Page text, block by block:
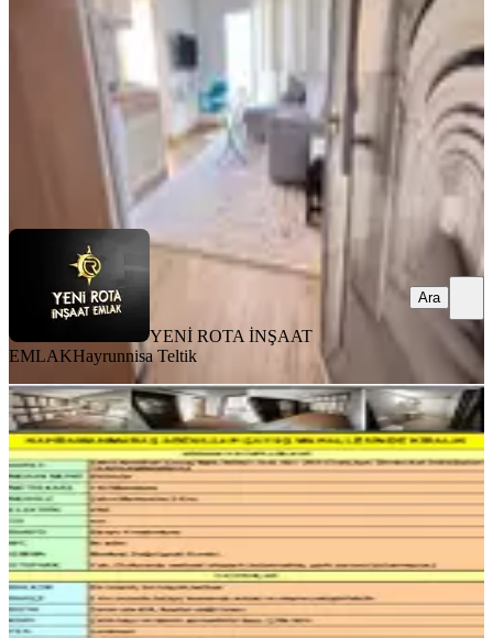
·5. Kat 03.08.2026
23.000 ₺
YENİ ROTA İNŞAAT EMLAKHayrunnisa Teltik
YENİ ROTA İNŞAAT
EMLAKHayrunnisa Teltik
Ara
BALKONLU
Kahramanmaraş Ş.abdullah Çavuş
Mahallesinde Kiralık
Onikişubat, Şehit Abdullah Çavuş Mahallesi
3+1·140 m²·Bodrum Kat·03.08.2026
20.000 ₺
Mesut Kabalcı